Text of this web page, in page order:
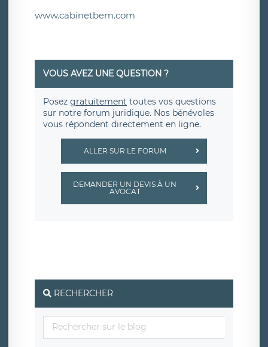
www.cabinetbem.com
VOUS AVEZ UNE QUESTION ?
Posez gratuitement toutes vos questions
sur notre forum juridique. Nos bénévoles
vous répondent directement en ligne.
ALLER SUR LE FORUM
DEMANDER UN DEVIS À UN
AVOCAT
RECHERCHER